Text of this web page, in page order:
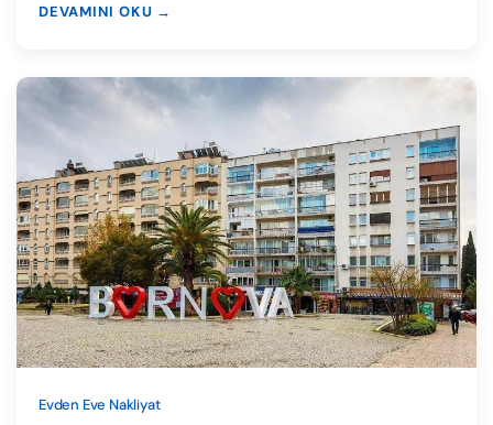
DEVAMINI OKU →
Evden Eve Nakliyat